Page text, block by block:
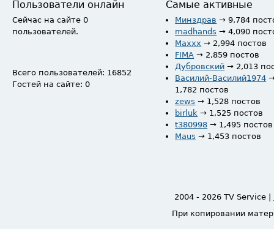
Пользователи онлайн
Сейчас на сайте 0
пользователей.
Всего пользователей: 16852
Гостей на сайте: 0
Самые активные
Минздрав → 9,784
madhands → 4,090
Maxxx → 2,994 постов
FIMA → 2,859 постов
Дубровский → 2,013
Василий-Василий1974
1,782 постов
zews → 1,528 постов
birluk → 1,525 постов
t380998 → 1,495 постов
Maus → 1,453 постов
2004 - 2026 TV Service |
При копировании